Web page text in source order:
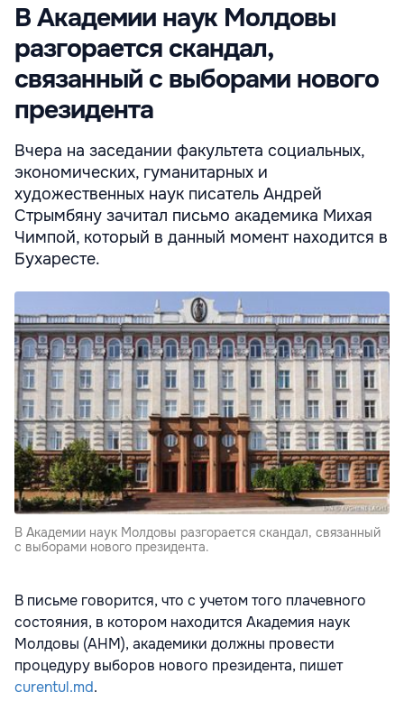
В Академии наук Молдовы
разгорается скандал,
связанный с выборами нового
президента
Вчера на заседании факультета социальных,
экономических, гуманитарных и
художественных наук писатель Андрей
Стрымбяну зачитал письмо академика Михая
Чимпой, который в данный момент находится в
Бухаресте.
В Академии наук Молдовы разгорается скандал, связанный
с выборами нового президента.
В письме говорится, что с учетом того плачевного
состояния, в котором находится Академия наук
Молдовы (АНМ), академики должны провести
процедуру выборов нового президента, пишет
curentul.md.